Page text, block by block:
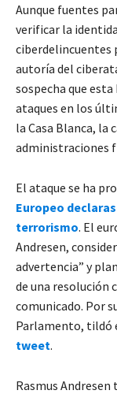
Aunque fuentes
verificar la
ciberdelincuentes
autoría del
sospecha que
ataques en los
la Casa Blanca, la
administraciones
El ataque se ha
Europeo
terrorismo. El
Andresen,
advertencia” y
de una resolución
comunicado. Por
Parlamento, tildó
tweet.
Rasmus